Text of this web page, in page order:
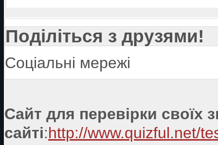
Поділіться з друзями!
Соціальні мережі
Сайт для перевірки своїх
сайті:http://www.quizful.net/